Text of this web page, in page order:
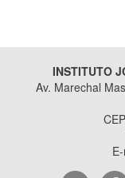
INSTITUTO
Av. Marechal